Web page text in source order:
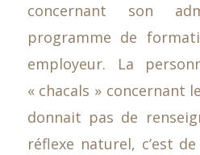
concernant son
programme de
employeur. La
« chacals » concernant
donnait pas de
réflexe naturel, c’est